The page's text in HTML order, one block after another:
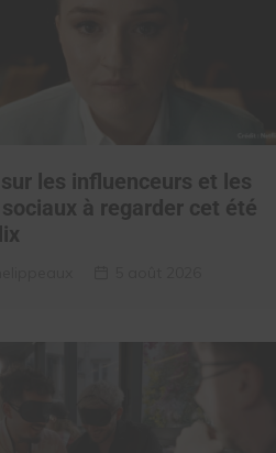
les influenceurs et les
à regarder cet été